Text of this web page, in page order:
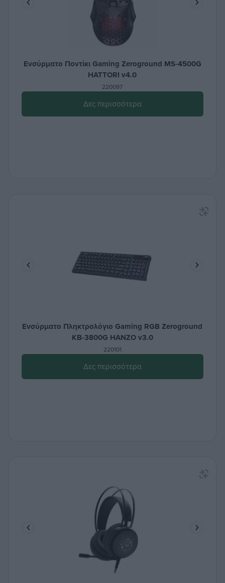
Ενσύρματο Ποντίκι Gaming Zeroground MS-4500G
HATTORI v4.0
220097
Δες περισσότερα
Ενσύρματο Πληκτρολόγιο Gaming RGB Zeroground
KB-3800G HANZO v3.0
220101
Δες περισσότερα